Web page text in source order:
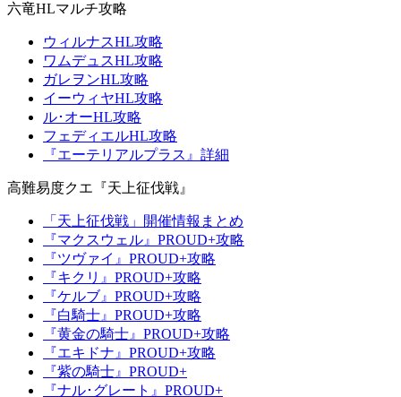
六竜HLマルチ攻略
ウィルナスHL攻略
ワムデュスHL攻略
ガレヲンHL攻略
イーウィヤHL攻略
ル･オーHL攻略
フェディエルHL攻略
『エーテリアルプラス』詳細
高難易度クエ『天上征伐戦』
「天上征伐戦」開催情報まとめ
『マクスウェル』PROUD+攻略
『ツヴァイ』PROUD+攻略
『キクリ』PROUD+攻略
『ケルブ』PROUD+攻略
『白騎士』PROUD+攻略
『黄金の騎士』PROUD+攻略
『エキドナ』PROUD+攻略
『紫の騎士』PROUD+
『ナル･グレート』PROUD+